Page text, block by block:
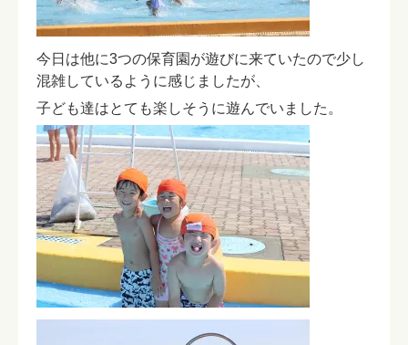
今日は他に3つの保育園が遊びに来ていたので少し
混雑しているように感じましたが、
子ども達はとても楽しそうに遊んでいました。